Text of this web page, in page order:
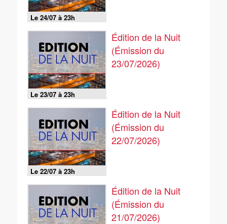
Le 24/07 à 23h
Le 23/07 à 23h
Édition de la Nuit
(Émission du
23/07/2026)
Le 22/07 à 23h
Édition de la Nuit
(Émission du
22/07/2026)
Édition de la Nuit
(Émission du
21/07/2026)